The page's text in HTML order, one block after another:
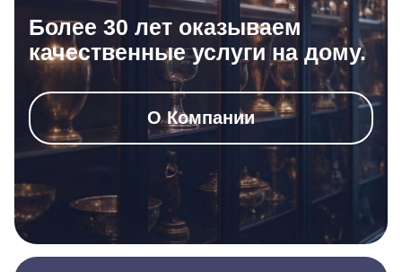
Более 30 лет оказываем
качественные услуги на дому.
О Компании